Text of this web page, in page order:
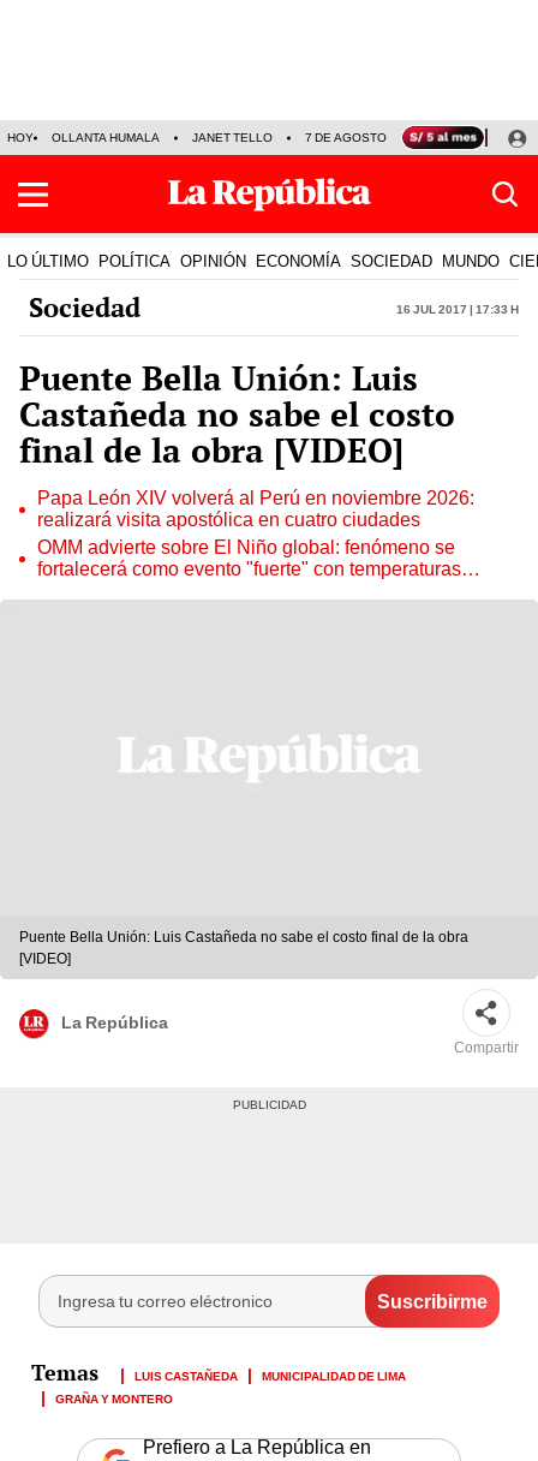
HOY OLLANTA HUMALA JANET TELLO 7 DE AGOSTO TINKA RESULTADOS
LO ÚLTIMO POLÍTICA OPINIÓN ECONOMÍA SOCIEDAD MUNDO
Sociedad 16 Jul 2017 | 17:33 h
Puente Bella Unión: Luis
Castañeda no sabe el costo
final de la obra [VIDEO]
Papa León XIV volverá al Perú en noviembre 2026:
realizará visita apostólica en cuatro ciudades
OMM advierte sobre El Niño global: fenómeno se
fortalecerá como evento "fuerte" con temperaturas
Puente Bella Unión: Luis Castañeda no sabe el costo final de la obra
[VIDEO]
La República
Compartir
LUIS CASTAÑEDA
MUNICIPALIDAD DE LIMA
GRAÑA Y MONTERO
Prefiero a La República en